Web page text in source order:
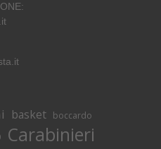
basket boccardo
Carabinieri